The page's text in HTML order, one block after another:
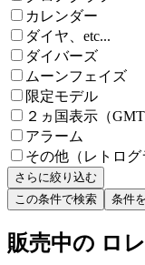
カレンダー
ダイヤ、etc...
ダイバーズ
ムーンフェイズ
限定モデル
２ヵ国表示（GMT
アラーム
その他（レトログ
さらに絞り込む
この条件で検索
条件
販売中の ロ